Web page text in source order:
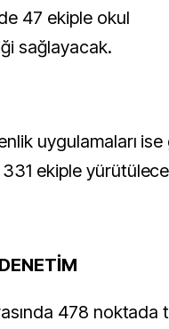
47 ekiple okul
sağlayacak.
uygulamaları
ekiple
478 noktada